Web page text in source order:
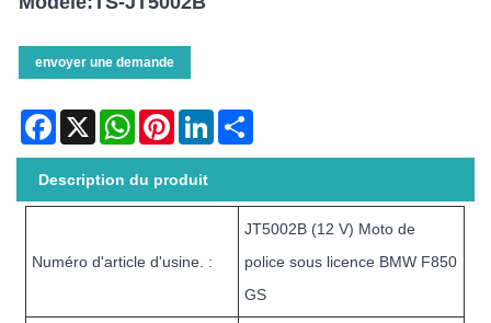
envoyer une demande
Facebook
X WhatsAppPinterestLinkedIn
Description du produit
Numéro d'article d'usine. :
JT5002B (12 V) Moto de
police sous licence BMW F850
GS